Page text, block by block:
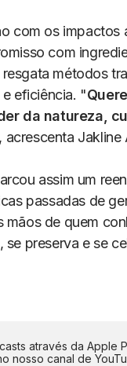
com os impactos
com
métodos
eficiência. "
da natureza,
acrescenta Jakline
assim um
passadas de
de quem
preserva e se
através da Apple
nosso canal de